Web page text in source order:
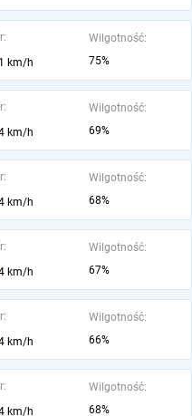
1 km/h
Wilgotność:
75%
km/h
Wilgotność:
69%
km/h
Wilgotność:
68%
km/h
Wilgotność:
67%
km/h
Wilgotność:
66%
km/h
Wilgotność:
68%